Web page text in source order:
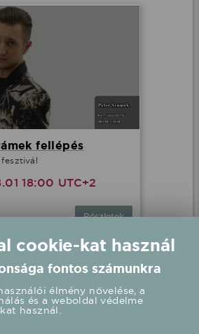
fellépés
18:00 UTC+2
Részletek
cookie-kat használ
fontos számunkra
élmény növelése, a
és a weboldal védelme
használ.